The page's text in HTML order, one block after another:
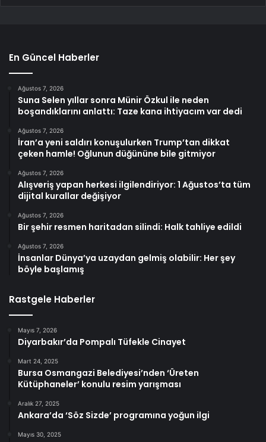
En Güncel Haberler
Ağustos 7, 2026
Suna Selen yıllar sonra Münir Özkul ile neden
boşandıklarını anlattı: Taze kana ihtiyacım var dedi
Ağustos 7, 2026
İran’a yeni saldırı konuşulurken Trump’tan dikkat
çeken hamle! Oğlunun düğününe bile gitmiyor
Ağustos 7, 2026
Alışveriş yapan herkesi ilgilendiriyor: 1 Ağustos’ta tüm
dijital kurallar değişiyor
Ağustos 7, 2026
Bir şehir resmen haritadan silindi: Halk tahliye edildi
Ağustos 7, 2026
İnsanlar Dünya’ya uzaydan gelmiş olabilir: Her şey
böyle başlamış
Rastgele Haberler
Mayıs 7, 2026
Diyarbakır’da Pompalı Tüfekle Cinayet
Mart 24, 2025
Bursa Osmangazi Belediyesi’nden ‘Üreten
Kütüphaneler’ konulu resim yarışması
Aralık 27, 2025
Ankara’da ‘Söz Sizde’ programına yoğun ilgi
Mayıs 30, 2025